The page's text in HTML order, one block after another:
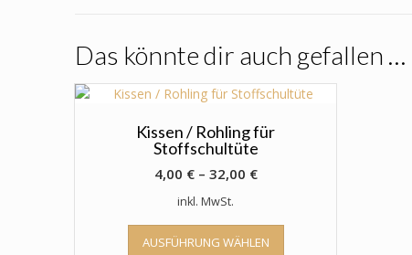
Das könnte dir auch gefallen …
Kissen / Rohling für
Stoffschultüte
4,00 €– 32,00 €
inkl. MwSt.
AUSFÜHRUNG WÄHLEN
Dieses